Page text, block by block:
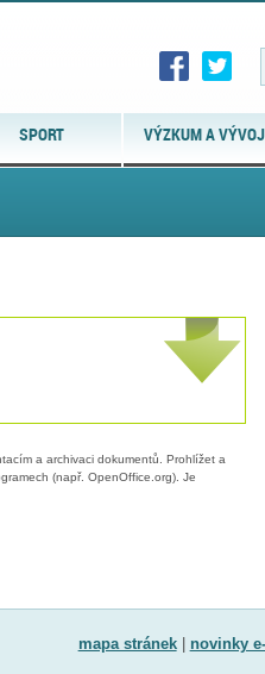
SPORT VÝZKUM A VÝVOJ
a archivaci dokumentů. Prohlížet a
(např. OpenOffice.org). Je
mapa stránek| novinky